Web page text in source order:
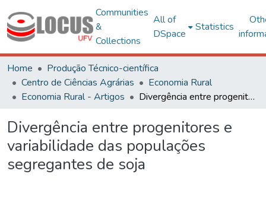
Communities
&
Collections
All of
DSpace
Statistics
Home
Produção Técnico-científica
Centro de Ciências Agrárias
Economia Rural
Economia Rural - Artigos
Divergência entre progenitores e variabilidade das populações segregantes de soja
Divergência entre progenitores e
variabilidade das populações
segregantes de soja